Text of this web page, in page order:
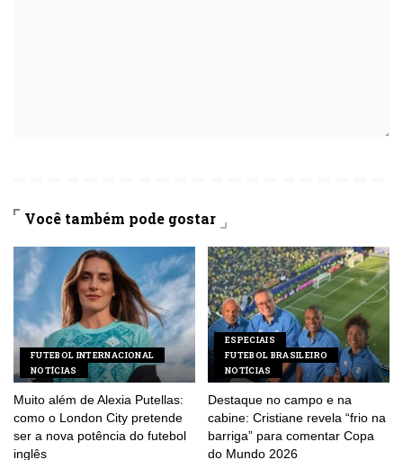
Você também pode gostar
FUTEBOL INTERNACIONAL
NOTÍCIAS
Muito além de Alexia Putellas:
como o London City pretende
ser a nova potência do futebol
inglês
ESPECIAIS
FUTEBOL BRASILEIRO
NOTÍCIAS
Destaque no campo e na
cabine: Cristiane revela “frio na
barriga” para comentar Copa
do Mundo 2026